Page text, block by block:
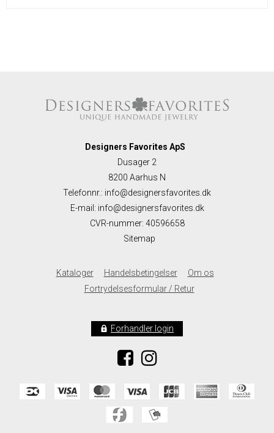
Designers Favorites ApS
Dusager 2
8200 Aarhus N
Telefonnr.: info@designersfavorites.dk
E-mail : info@designersfavorites.dk
CVR-nummer: 40596658
Sitemap
Kataloger Handelsbetingelser
Om os
Fortrydelsesformular / Retur
Forhandler login